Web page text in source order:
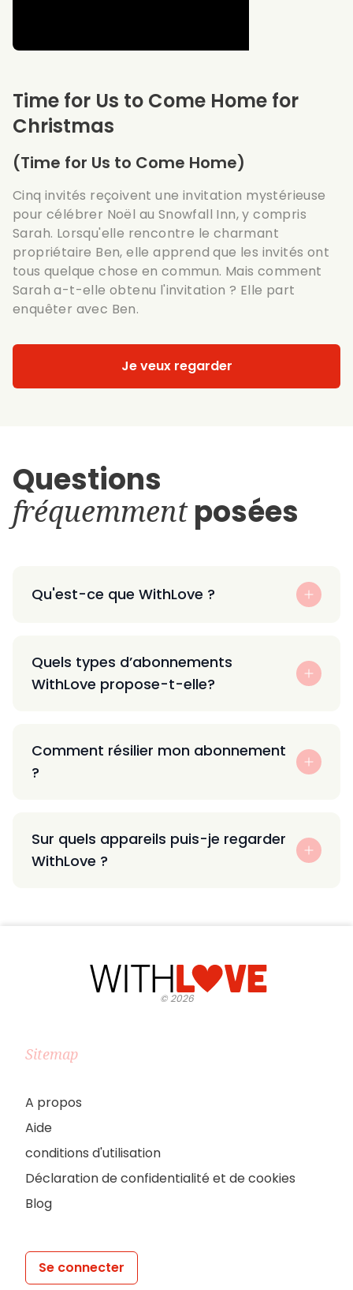
Time for Us to Come Home for
Christmas
(Time for Us to Come Home)
Cinq invités reçoivent une invitation mystérieuse
pour célébrer Noël au Snowfall Inn, y compris
Sarah. Lorsqu'elle rencontre le charmant
propriétaire Ben, elle apprend que les invités ont
tous quelque chose en commun. Mais comment
Sarah a-t-elle obtenu l'invitation ? Elle part
enquêter avec Ben.
Je veux regarder
Questions
fréquemmentposées
Qu'est-ce que WithLove ?
Quels types d’abonnements
WithLove propose-t-elle?
Comment résilier mon abonnement
?
Sur quels appareils puis-je regarder
WithLove ?
©2026
Sitemap
A propos
Aide
conditions d'utilisation
Déclaration de confidentialité et de cookies
Blog
Se connecter